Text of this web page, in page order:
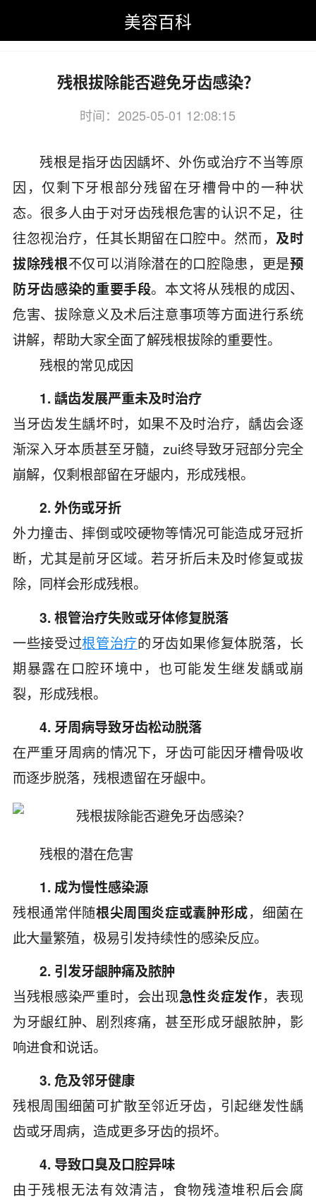
美容百科
口腔美容>牙外科>
残根拔除能否避免牙齿感染？
时间：2025-05-01 12:08:15
关键词：残根,拔除,能否,避免
残根是指牙齿因龋坏、外伤或治疗不当等原
因，仅剩下牙根部分残留在牙槽骨中的一种状
态。很多人由于对牙齿残根危害的认识不足，往
往忽视治疗，任其长期留在口腔中。然而， 及时
拔除残根不仅可以消除潜在的口腔隐患，更是预
防牙齿感染的重要手段。本文将从残根的成因、
危害、拔除意义及术后注意事项等方面进行系统
讲解，帮助大家全面了解残根拔除的重要性。
残根的常见成因
1. 龋齿发展严重未及时治疗
当牙齿发生龋坏时，如果不及时治疗，龋齿会逐
渐深入牙本质甚至牙髓，zui终导致牙冠部分完全
崩解，仅剩根部留在牙龈内，形成残根。
2. 外伤或牙折
外力撞击、摔倒或咬硬物等情况可能造成牙冠折
断，尤其是前牙区域。若牙折后未及时修复或拔
除，同样会形成残根。
3. 根管治疗失败或牙体修复脱落
一些接受过根管治疗的牙齿如果修复体脱落，长
期暴露在口腔环境中，也可能发生继发龋或崩
裂，形成残根。
4. 牙周病导致牙齿松动脱落
在严重牙周病的情况下，牙齿可能因牙槽骨吸收
而逐步脱落，残根遗留在牙龈中。
残根的潜在危害
1. 成为慢性感染源
残根通常伴随根尖周围炎症或囊肿形成，细菌在
此大量繁殖，极易引发持续性的感染反应。
2. 引发牙龈肿痛及脓肿
当残根感染严重时，会出现急性炎症发作，表现
为牙龈红肿、剧烈疼痛，甚至形成牙龈脓肿，影
响进食和说话。
3. 危及邻牙健康
残根周围细菌可扩散至邻近牙齿，引起继发性龋
齿或牙周病，造成更多牙齿的损坏。
4. 导致口臭及口腔异味
由于残根无法有效清洁，食物残渣堆积后会腐